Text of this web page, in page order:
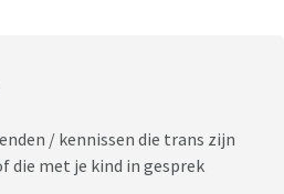
/ kennissen die trans zijn
die met je kind in gesprek